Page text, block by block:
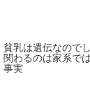
貧乳は遺伝なので
関わるのは家系で
事実